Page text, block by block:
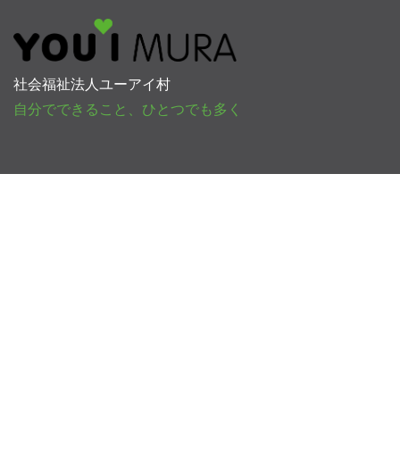
社会福祉法人ユーアイ村
自分でできること、ひとつでも多く